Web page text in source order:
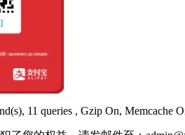
11 queries , Gzip On, Memcache